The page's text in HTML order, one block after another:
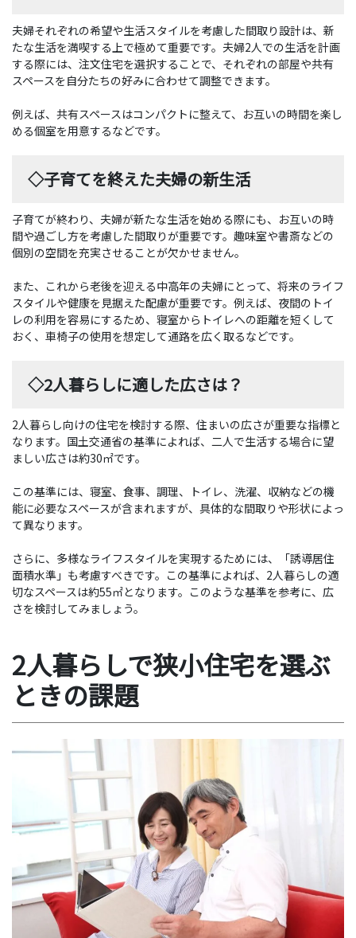
夫婦それぞれの希望や生活スタイルを考慮した間取り設計は、新
たな生活を満喫する上で極めて重要です。夫婦2人での生活を計画
する際には、注文住宅を選択することで、それぞれの部屋や共有
スペースを自分たちの好みに合わせて調整できます。
例えば、共有スペースはコンパクトに整えて、お互いの時間を楽し
める個室を用意するなどです。
◇子育てを終えた夫婦の新生活
子育てが終わり、夫婦が新たな生活を始める際にも、お互いの時
間や過ごし方を考慮した間取りが重要です。趣味室や書斎などの
個別の空間を充実させることが欠かせません。
また、これから老後を迎える中高年の夫婦にとって、将来のライフ
スタイルや健康を見据えた配慮が重要です。例えば、夜間のトイ
レの利用を容易にするため、寝室からトイレへの距離を短くして
おく、車椅子の使用を想定して通路を広く取るなどです。
◇2人暮らしに適した広さは？
2人暮らし向けの住宅を検討する際、住まいの広さが重要な指標と
なります。国土交通省の基準によれば、二人で生活する場合に望
ましい広さは約30㎡です。
この基準には、寝室、食事、調理、トイレ、洗濯、収納などの機
能に必要なスペースが含まれますが、具体的な間取りや形状によっ
て異なります。
さらに、多様なライフスタイルを実現するためには、「誘導居住
面積水準」も考慮すべきです。この基準によれば、2人暮らしの適
切なスペースは約55㎡となります。このような基準を参考に、広
さを検討してみましょう。
2人暮らしで狭小住宅を選ぶ
ときの課題